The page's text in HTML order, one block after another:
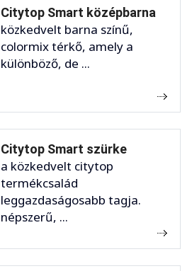
Citytop Smart középbarna
közkedvelt barna színű,
colormix térkő, amely a
különböző, de ...
Citytop Smart szürke
a közkedvelt citytop
termékcsalád
leggazdaságosabb tagja.
népszerű, ...